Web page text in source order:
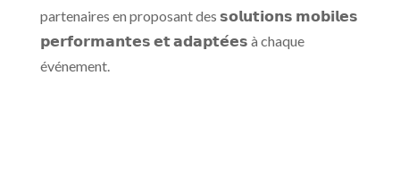
partenaires en proposant des 𝘀𝗼𝗹𝘂𝘁𝗶𝗼𝗻𝘀 𝗺𝗼𝗯𝗶𝗹𝗲𝘀
𝗽𝗲𝗿𝗳𝗼𝗿𝗺𝗮𝗻𝘁𝗲𝘀 𝗲𝘁 𝗮𝗱𝗮𝗽𝘁𝗲́𝗲𝘀 à chaque
événement.